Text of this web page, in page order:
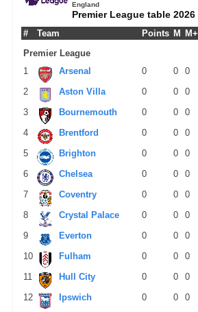
England
Premier League table 2026
# Team Points M M+
Premier League
1
Arsenal 0 0 0
2
Aston Villa 0 0 0
3
Bournemouth 0 0 0
4
Brentford 0 0 0
5
Brighton 0 0 0
6
Chelsea 0 0 0
7
Coventry 0 0 0
8
Crystal Palace 0 0 0
9
Everton 0 0 0
10
Fulham 0 0 0
11
Hull City 0 0 0
12
Ipswich 0 0 0